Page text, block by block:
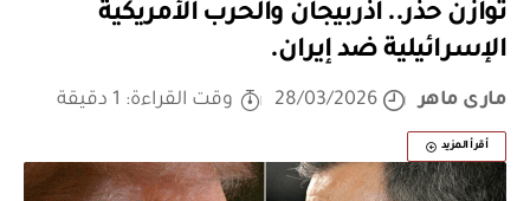
توازن حذر.. أذربيجان والحرب الأمريكية
الإسرائيلية ضد إيران.
مارى ماهر 28/03/2026 وقت القراءة: 1 دقيقة
أقرأ المزيد